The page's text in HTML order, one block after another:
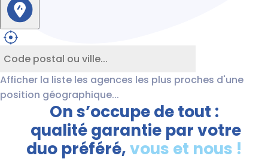
Afficher la liste les agences les plus proches d'une
position géographique...
On s’occupe de tout :
qualité garantie par votre
duo préféré,vous et nous !